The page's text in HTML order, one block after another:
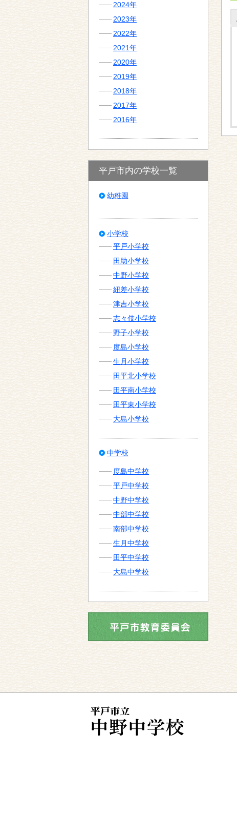
2024年
2023年
2022年
2021年
2020年
2019年
2018年
2017年
2016年
平戸市内の学校一覧
幼稚園
小学校
平戸小学校
田助小学校
中野小学校
紐差小学校
津吉小学校
志々伎小学校
野子小学校
度島小学校
生月小学校
田平北小学校
田平南小学校
田平東小学校
大島小学校
中学校
度島中学校
平戸中学校
中野中学校
中部中学校
南部中学校
生月中学校
田平中学校
大島中学校